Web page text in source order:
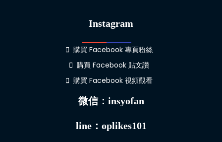
Instagram
購買 Facebook 專頁粉絲
購買 Facebook 貼文讚
購買 Facebook 視頻觀看
微信：insyofan
line：oplikes101